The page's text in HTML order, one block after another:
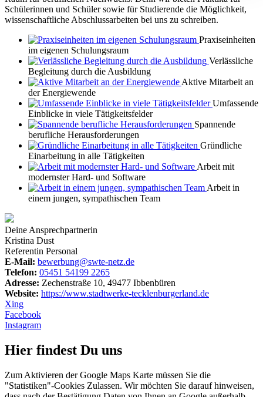
Schülerinnen und Schüler sowie für Studierende die Möglichkeit,
wissenschaftliche Abschlussarbeiten bei uns zu schreiben.
Praxiseinheiten
im eigenen Schulungsraum
Verlässliche
Begleitung durch die Ausbildung
Aktive Mitarbeit an
der Energiewende
Umfassende
Einblicke in viele Tätigkeitsfelder
Spannende
berufliche Herausforderungen
Gründliche
Einarbeitung in alle Tätigkeiten
Arbeit mit
modernster Hard- und Software
Arbeit in
einem jungen, sympathischen Team
Deine Ansprechpartnerin
Kristina Dust
Referentin Personal
E-Mail: bewerbung@swte-netz.de
Telefon: 05451 54199 2265
Adresse: Zechenstraße 10, 49477 Ibbenbüren
Website: https://www.stadtwerke-tecklenburgerland.de
Xing
Facebook
Instagram
Hier findest Du uns
Zum Aktivieren der Google Maps Karte müssen Sie die
"Statistiken"-Cookies Zulassen. Wir möchten Sie darauf hinweisen,